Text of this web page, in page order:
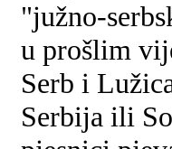
"južno-
u prošlim
Serb i
Serbija ili